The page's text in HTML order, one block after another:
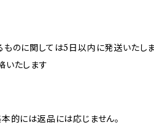
のに関しては5日以内に発送いたしま
いたします
的には返品には応じません。